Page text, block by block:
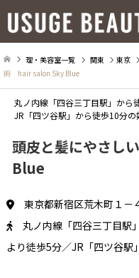
理・美容室一覧 関東 東京
術 hair salon Sky Blue
丸ノ内線「四谷三丁目駅」から
JR「四ツ谷駅」から徒歩10分の
頭皮と髪にやさ
Blue
東京都新宿区荒木町１
丸ノ内線「四谷三丁目駅
より徒歩5分／JR「四ツ谷駅